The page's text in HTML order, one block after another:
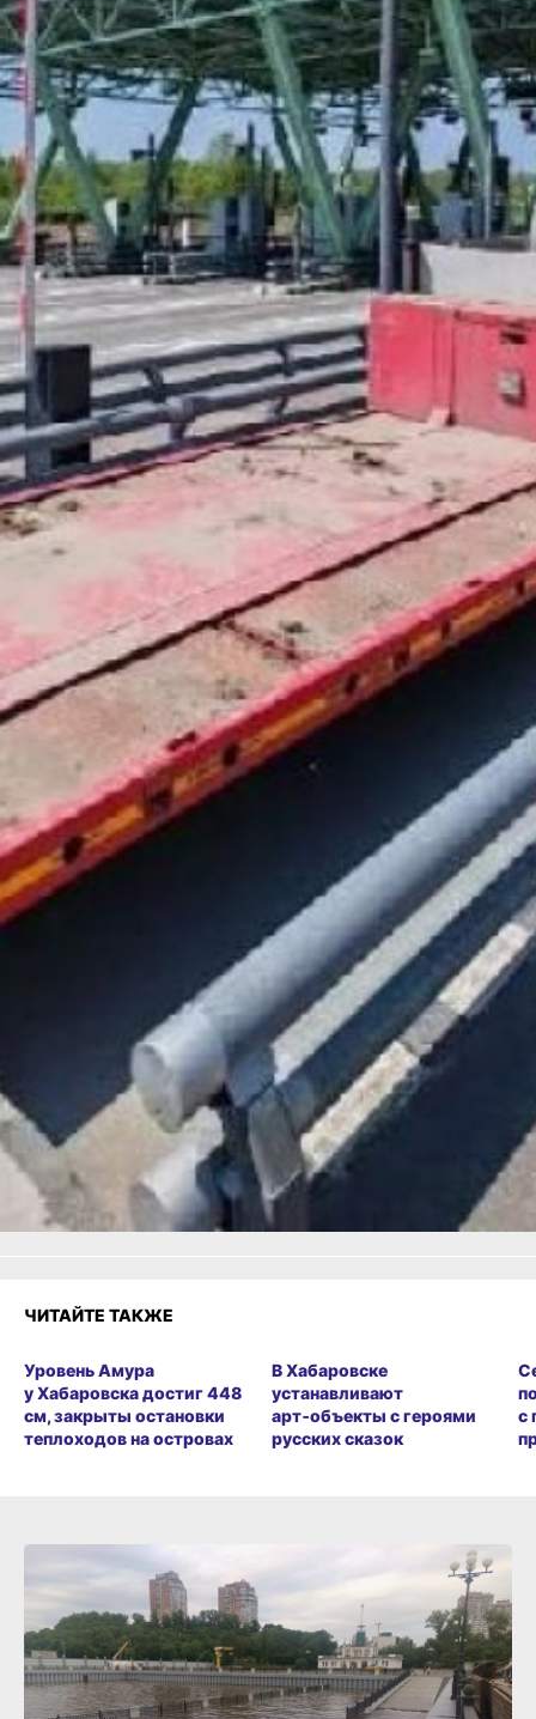
по платным дорогам (прим.
ред.), сообщаетсяв
телеграм-канале краевого
министерства транспорта
и дорожного хозяйства.
Для возможности
применения данного
приспособления водителю
необходимо выбрать
специальную полосу
для безостановочного
проезда через пункт
взимания платы.
Также следует снизить
скорость до 30 км/ч
и сохранить дистанцию
до впереди идущего
автомобиля не менее 10
метров, чтобы избежать
ложного срабатывания
устройства. Участникам
движения необходимо
дождаться зелёного
сигнала светофора
и открытия шлагбаума.
транспондеров указаны
«Автодор-Платные
дороги», «Главная дорога»,
модели «ЗСД» и «М-11».
Напомним, что в
эксплуатацию платная
автодорога «Обход г.
Хабаровска»
протяженностью 27
километров была введена
в 2022 году.
В ТЕМУ:
Теплоход «Здоровье»
отправился
в труднодоступные
Читайте нас в соцсетях:
Телеграм
Яндекс.Дзен иМАКС
Как вам материал?
Супер
Удивило
Грустно
Злость
Разочарование
ЧИТАЙТЕ ТАКЖЕ
Уровень Амура
у Хабаровска достиг 448
см, закрыты остановки
теплоходов на островах
В Хабаровске
устанавливают
арт‑объекты с героями
русских сказок
с